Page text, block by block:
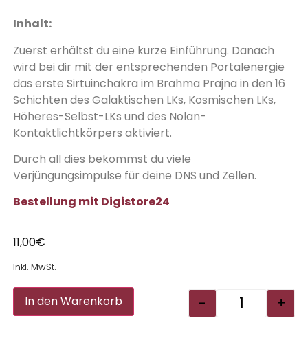
Inhalt:
Zuerst erhältst du eine kurze Einführung. Danach
wird bei dir mit der entsprechenden Portalenergie
das erste Sirtuinchakra im Brahma Prajna in den 16
Schichten des Galaktischen LKs, Kosmischen LKs,
Höheres-Selbst-LKs und des Nolan-
Kontaktlichtkörpers aktiviert.
Durch all dies bekommst du viele
Verjüngungsimpulse für deine DNS und Zellen.
Bestellung mit Digistore24
11,00€
Inkl. MwSt.
- +
In den Warenkorb Alternative: